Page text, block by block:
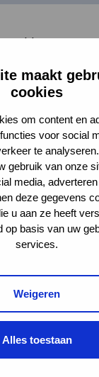
maakt
cookies
om content en
voor social
te
gebruik van onze
media,
deze gegevens
u aan ze heeft
op basis van uw
services.
Weigeren
Alles toestaan
velden aan
2
*